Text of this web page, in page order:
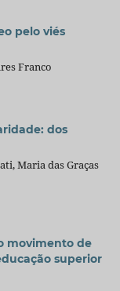
pelo viés
Franco
dos
Maria das Graças
movimento de
superior